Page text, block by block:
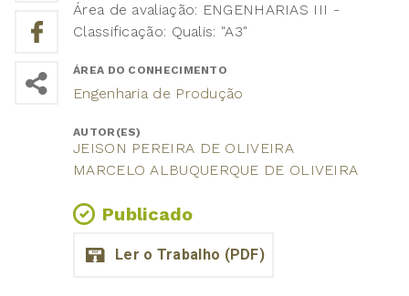
Área de avaliação: ENGENHARIAS III -
Classificação: Qualis: "A3"
ÁREA DO CONHECIMENTO
Engenharia de Produção
AUTOR(ES)
JEISON PEREIRA DE OLIVEIRA
MARCELO ALBUQUERQUE DE OLIVEIRA
Publicado